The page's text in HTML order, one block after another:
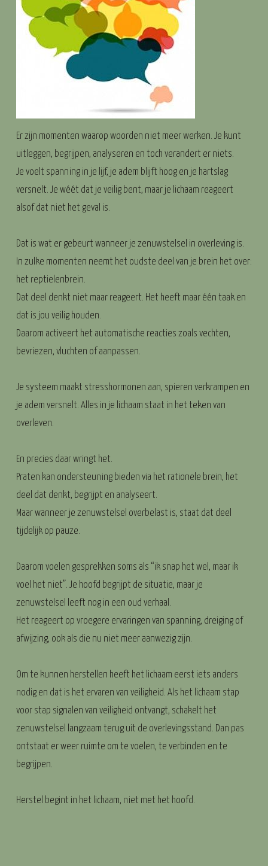
Er zijn momenten waarop woorden niet meer werken. Je kunt
uitleggen, begrijpen, analyseren en toch verandert er niets.
Je voelt spanning in je lijf, je adem blijft hoog en je hartslag
versnelt. Je wéét dat je veilig bent, maar je lichaam reageert
alsof dat niet het geval is.
Dat is wat er gebeurt wanneer je zenuwstelsel in overleving is.
In zulke momenten neemt het oudste deel van je brein het over:
het reptielenbrein.
Dat deel denkt niet maar reageert. Het heeft maar één taak en
dat is jou veilig houden.
Daarom activeert het automatische reacties zoals vechten,
bevriezen, vluchten of aanpassen.
Je systeem maakt stresshormonen aan, spieren verkrampen en
je adem versnelt. Alles in je lichaam staat in het teken van
overleven.
En precies daar wringt het.
Praten kan ondersteuning bieden via het rationele brein, het
deel dat denkt, begrijpt en analyseert.
Maar wanneer je zenuwstelsel overbelast is, staat dat deel
tijdelijk op pauze.
Daarom voelen gesprekken soms als “ik snap het wel, maar ik
voel het niet”. Je hoofd begrijpt de situatie, maar je
zenuwstelsel leeft nog in een oud verhaal.
Het reageert op vroegere ervaringen van spanning, dreiging of
afwijzing, ook als die nu niet meer aanwezig zijn.
Om te kunnen herstellen heeft het lichaam eerst iets anders
nodig en dat is het ervaren van veiligheid. Als het lichaam stap
voor stap signalen van veiligheid ontvangt, schakelt het
zenuwstelsel langzaam terug uit de overlevingsstand. Dan pas
ontstaat er weer ruimte om te voelen, te verbinden en te
begrijpen.
Herstel begint in het lichaam, niet met het hoofd.